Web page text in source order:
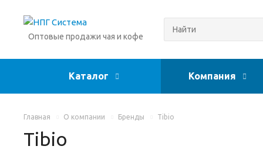
Оптовые продажи чая и кофе
Каталог Компания
Главная О компании Бренды Tibio
Tibio